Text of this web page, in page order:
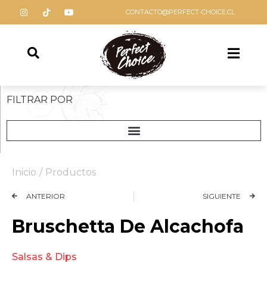
CONTACTO@PERFECT-CHOICE.CL
Inicio / Productos
ANTERIOR SIGUIENTE
Bruschetta De Alcachofa
Salsas & Dips
FILTRAR POR